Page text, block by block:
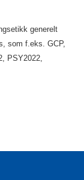
generelt
som f.eks. GCP,
PSY2022,